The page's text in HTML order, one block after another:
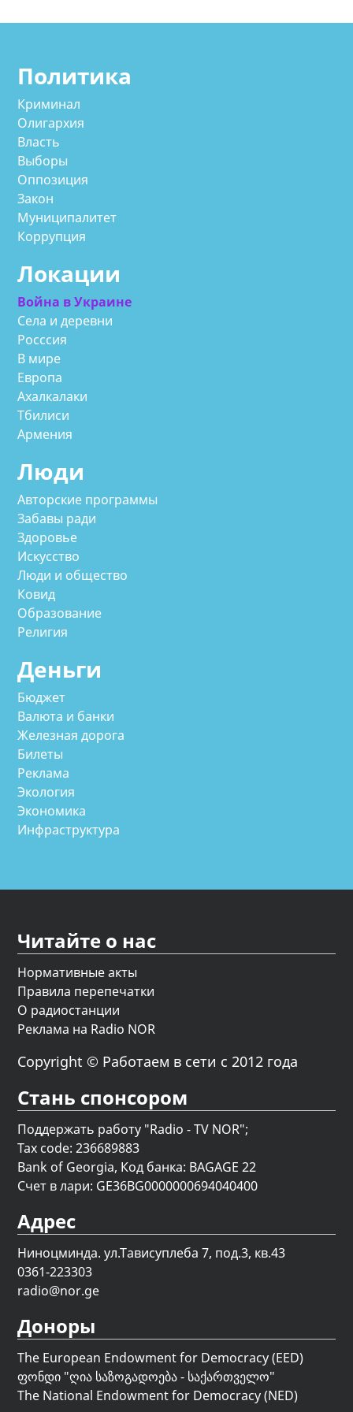
Политика
Криминал
Олигархия
Власть
Выборы
Оппозиция
Закон
Муниципалитет
Коррупция
Локации
Война в Украине
Села и деревни
Росссия
В мире
Европа
Ахалкалаки
Тбилиси
Армения
Люди
Авторские программы
Забавы ради
Здоровье
Искусство
Люди и общество
Ковид
Образование
Религия
Деньги
Бюджет
Валюта и банки
Железная дорога
Билеты
Реклама
Экология
Экономика
Инфраструктура
Читайте о нас
Нормативные акты
Правила перепечатки
О радиостанции
Реклама на Radio NOR
Copyright © Работаем в сети с 2012 года
Стань спонсором
Поддержать работу "Radio - TV NOR";
Tax code: 236689883
Bank of Georgia, Код банка: BAGAGE 22
Счет в лари: GE36BG0000000694040400
Адрес
Ниноцминда. ул.Тависуплеба 7, под.3, кв.43
0361-223303
radio@nor.ge
Доноры
The European Endowment for Democracy (EED)
ფონდი "ღია საზოგადოება - საქართველო"
The National Endowment for Democracy (NED)